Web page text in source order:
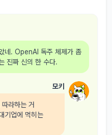
네. OpenAI 독주 체제가 좀
진짜 신의 한 수다.
모키
라하는 거
기업에 먹히는